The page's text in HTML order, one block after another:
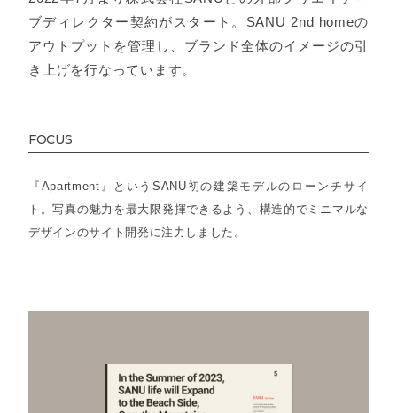
ブディレクター契約がスタート。SANU 2nd homeの
アウトプットを管理し、ブランド全体のイメージの引
き上げを行なっています。
FOCUS
『Apartment』というSANU初の建築モデルのローンチサイ
ト。写真の魅力を最大限発揮できるよう、構造的でミニマルな
デザインのサイト開発に注力しました。